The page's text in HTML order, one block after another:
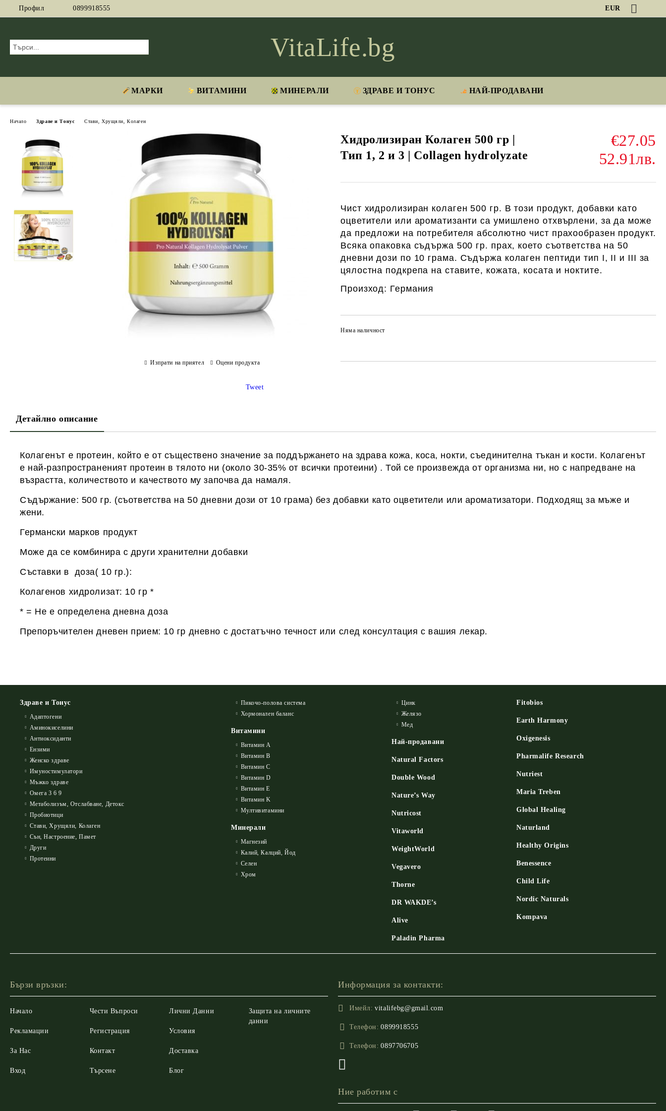
Профил 0899918555 EUR
VitaLife.bg
МАРКИ ВИТАМИНИ МИНЕРАЛИ ЗДРАВЕ И ТОНУС НАЙ-ПРОДАВАНИ
Начало Здраве и Тонус Стави, Хрущяли, Колаген
Хидролизиран Колаген 500 гр |
Тип 1, 2 и 3 | Collagen hydrolyzate
€27.05
52.91лв.
Чист хидролизиран колаген 500 гр. В този продукт, добавки като
оцветители или ароматизанти са умишлено отхвърлени, за да може
да предложи на потребителя абсолютно чист прахообразен продукт.
Всяка опаковка съдържа 500 гр. прах, което съответства на 50
дневни дози по 10 грама. Съдържа колаген пептиди тип I, II и III за
цялостна подкрепа на ставите, кожата, косата и ноктите.
Произход: Германия
Няма наличност
Изпрати на приятел Оцени продукта
Tweet
Детайлно описание
Колагенът е протеин, който е от съществено значение за поддържането на здрава кожа, коса, нокти, съединителна тъкан и кости. Колагенът
е най-разпространеният протеин в тялото ни (около 30-35% от всички протеини) . Той се произвежда от организма ни, но с напредване на
възрастта, количеството и качеството му започва да намаля.
Съдържание: 500 гр. (съответства на 50 дневни дози от 10 грама) без добавки като оцветители или ароматизатори. Подходящ за мъже и
жени.
Германски марков продукт
Може да се комбинира с други хранителни добавки
Съставки в
доза( 10 гр.):
Колагенов хидролизат: 10 гр *
* = Не е определена дневна доза
Препоръчителен дневен прием: 10 гр дневно с достатъчно течност или след консултация с вашия лекар.
Здраве и Тонус
Адаптогени
Аминокиселини
Антиоксиданти
Ензими
Женско здраве
Имуностимулатори
Мъжко здраве
Омега 3 6 9
Метаболизъм, Отслабване, Детокс
Пробиотици
Стави, Хрущяли, Колаген
Сън, Настроение, Памет
Други
Протеини
Пикочо-полова система
Хормонален баланс
Витамини
Витамин А
Витамин B
Витамин C
Витамин D
Витамин E
Витамин K
Мултивитамини
Минерали
Магнезий
Калий, Калций, Йод
Селен
Хром
Цинк
Желязо
Мед
Най-продавани
Natural Factors
Double Wood
Nature’s Way
Nutricost
Vitaworld
WeightWorld
Vegavero
Thorne
DR WAKDE’s
Alive
Paladin Pharma
Fitobios
Earth Harmony
Oxigenesis
Pharmalife Research
Nutriest
Maria Treben
Global Healing
Naturland
Healthy Origins
Benessence
Child Life
Nordic Naturals
Kompava
Бързи връзки:
Начало
Рекламации
За Нас
Вход
Чести Въпроси
Регистрация
Контакт
Търсене
Лични Данни
Условия
Доставка
Блог
Защита на личните
данни
Информация за контакти:
Имейл: vitalifebg@gmail.com
Телефон: 0899918555
Телефон: 0897706705
Ние работим с